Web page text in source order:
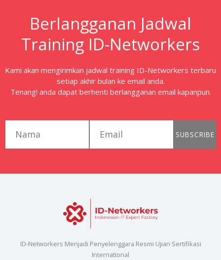
Berlangganan Jadwal
Training ID-Networkers
Kami akan mengirimkan jadwal training ID-Networkers terbaru
setiap akhir bulan ke email anda.
Tenang! anda dapat berhenti berlangganan email kapanpun.
SUBSCRIBE
ID-Networkers Menjadi Penyelenggara Resmi Ujian Sertifikasi
International